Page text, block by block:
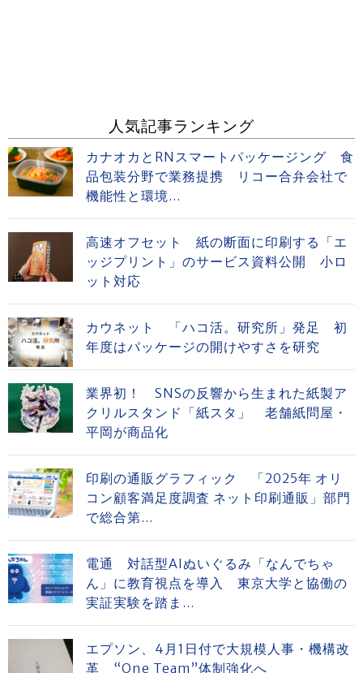
人気記事ランキング
カナオカとRNスマートパッケージング 食
品包装分野で業務提携 リコー合弁会社で
機能性と環境...
高速オフセット 紙の断面に印刷する「エ
ッジプリント」のサービス資料公開 小ロ
ット対応
カウネット 「ハコ活。研究所」発足 初
年度はパッケージの開けやすさを研究
業界初！ SNSの反響から生まれた紙製ア
クリルスタンド「紙スタ」 老舗紙問屋・
平岡が商品化
印刷の通販グラフィック 「2025年 オリ
コン顧客満足度調査 ネット印刷通販」部門
で総合第...
電通 対話型AIぬいぐるみ「なんでちゃ
ん」に教育視点を導入 東京大学と協働の
実証実験を踏ま...
エプソン、4月1日付で大規模人事・機構改
革 “One Team”体制強化へ